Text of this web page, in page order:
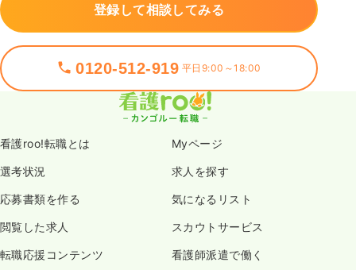
登録して相談してみる
0120-512-919 平日9:00～18:00
看護roo!転職とは Myページ
選考状況 求人を探す
応募書類を作る 気になるリスト
閲覧した求人 スカウトサービス
転職応援コンテンツ 看護師派遣で働く